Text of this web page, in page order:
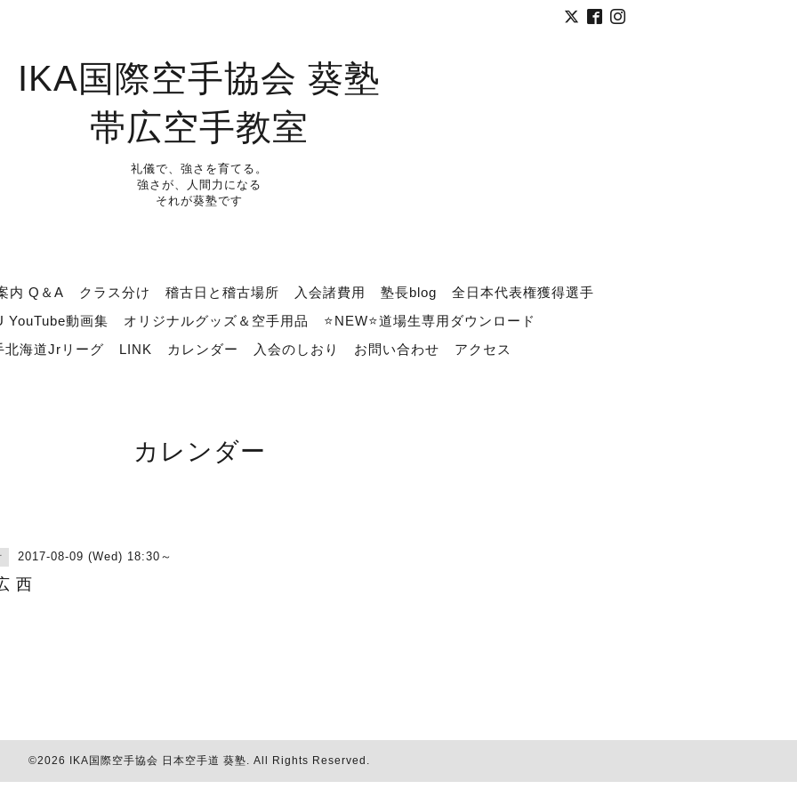
IKA国際空手協会 葵塾
帯広空手教室
礼儀で、強さを育てる。
強さが、人間力になる
それが葵塾です
内 Q＆A クラス分け 稽古日と稽古場所 入会諸費用 塾長blog
全日本代表権獲得選手
YouTube動画集
オリジナルグッズ＆空手用品
⭐NEW⭐道場生専用ダウンロード
北海道Jrリーグ
LINK カレンダー 入会のしおり お問い合わせ アクセス
カレンダー
2017-08-09 (Wed) 18:30～
西
©2026 IKA国際空手協会 日本空手道 葵塾. All Rights Reserved.